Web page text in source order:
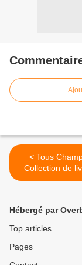
< Tous Champions ! -
Collection de
faire rêver les
Hébergé par
Top articles
Pages